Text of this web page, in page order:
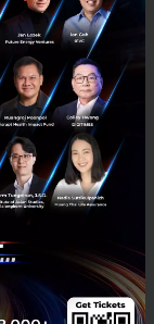
การกระทรวง
มือระเบียบโลก